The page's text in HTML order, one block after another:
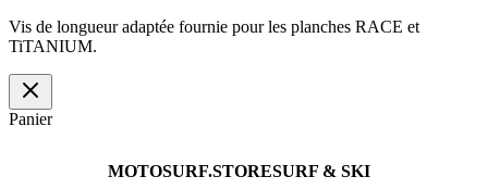
Vis de longueur adaptée fournie pour les planches RACE et
TiTANIUM.
Panier
MOTOSURF.STORESURF & SKI